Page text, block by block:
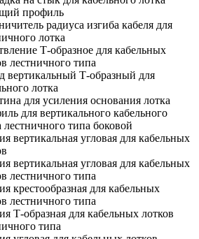
профиль
радиуса изгиба кабеля для
лотка
Т-образное для кабельных
лестничного типа
вертикальный Т-образный для
лотка
для усиления основания лотка
для вертикального кабельного
лестничного типа боковой
вертикальная угловая для кабельных
вертикальная угловая для кабельных
лестничного типа
крестообразная для кабельных
лестничного типа
Т-образная для кабельных лотков
типа